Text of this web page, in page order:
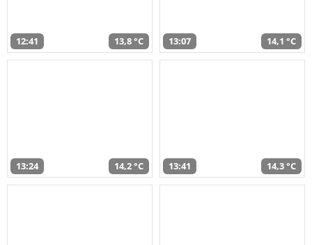
12:41 13,8 °C 13:07 14,1 °C
13:24 14,2 °C 13:41 14,3 °C